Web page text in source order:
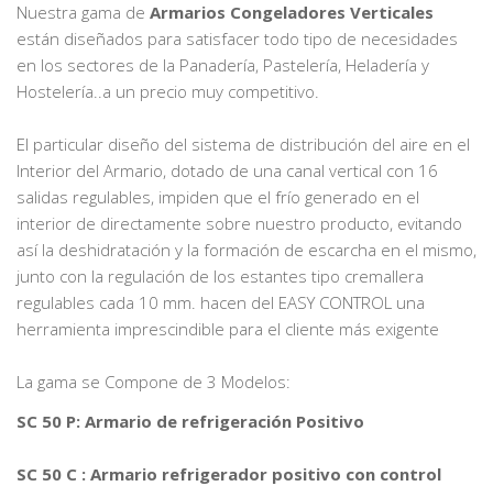
Nuestra gama de Armarios Congeladores Verticales
están diseñados para satisfacer todo tipo de necesidades
en los sectores de la Panadería, Pastelería, Heladería y
Hostelería..a un precio muy competitivo.
El particular diseño del sistema de distribución del aire en el
Interior del Armario, dotado de una canal vertical con 16
salidas regulables, impiden que el frío generado en el
interior de directamente sobre nuestro producto, evitando
así la deshidratación y la formación de escarcha en el mismo,
junto con la regulación de los estantes tipo cremallera
regulables cada 10 mm. hacen del EASY CONTROL una
herramienta imprescindible para el cliente más exigente
La gama se Compone de 3 Modelos:
SC 50 P: Armario de refrigeración Positivo
SC 50 C : Armario refrigerador positivo con control